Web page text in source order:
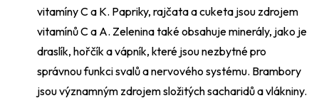
vitamíny C a K. Papriky, rajčata a cuketa jsou zdrojem
vitamínů C a A. Zelenina také obsahuje minerály, jako je
draslík, hořčík a vápník, které jsou nezbytné pro
správnou funkci svalů a nervového systému. Brambory
jsou významným zdrojem složitých sacharidů a vlákniny.